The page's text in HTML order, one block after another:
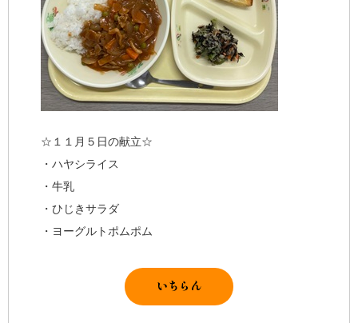
☆１１月５日の献立☆
・ハヤシライス
・牛乳
・ひじきサラダ
・ヨーグルトポムポム
いちらん